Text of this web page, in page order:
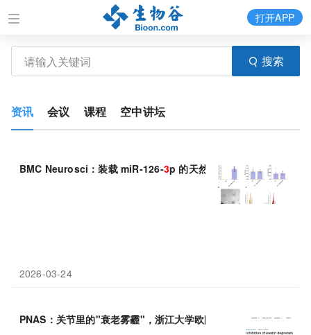
搜索
打开APP
资讯 会议 课程 空中讲坛
BMC Neurosci：装载 miR-126-3p 的天然囊泡，精准狙击阿尔茨
2026-03-24
PNAS：关节里的"衰老雾霾"，浙江大学欧阳宏伟揭示ECM降解片